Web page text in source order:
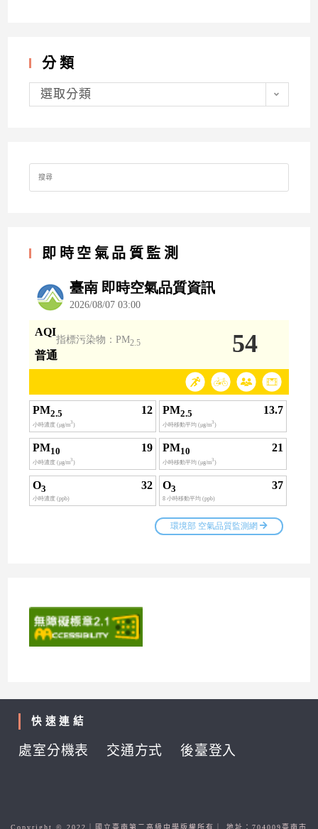
分類
分
類選取分類
Search
for:
即時空氣品質監測
快速連結
處室分機表 交通方式 後臺登入
Copyright © 2022｜國立臺南第二高級中學版權所有｜ 地址：704009臺南市